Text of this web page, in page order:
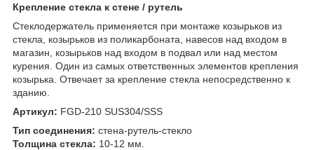
Крепление стекла к стене / рутель
Стеклодержатель применяется при монтаже козырьков из
стекла, козырьков из поликарбоната, навесов над входом в
магазин, козырьков над входом в подвал или над местом
курения. Один из самых ответственных элементов крепления
козырька. Отвечает за крепление стекла непосредственно к
зданию.
Артикул: FGD-210 SUS304/SSS
Тип соединения: стена-рутель-стекло
Толщина стекла: 10-12 мм.